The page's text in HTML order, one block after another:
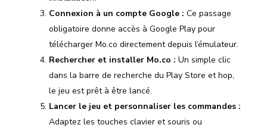
Connexion à un compte Google : Ce passage
obligatoire donne accès à Google Play pour
télécharger Mo.co directement depuis l’émulateur.
Rechercher et installer Mo.co : Un simple clic
dans la barre de recherche du Play Store et hop,
le jeu est prêt à être lancé.
Lancer le jeu et personnaliser les commandes :
Adaptez les touches clavier et souris ou